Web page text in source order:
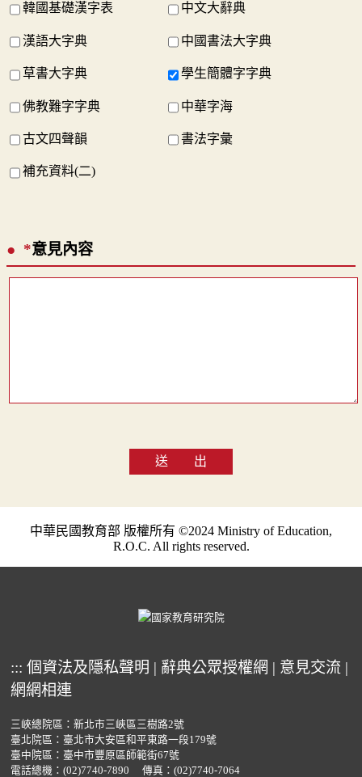
韓國基礎漢字表 中文大辭典
漢語大字典 中國書法大字典
草書大字典 學生簡體字字典
佛教難字字典 中華字海
古文四聲韻 書法字彙
補充資料(二)
*意見內容
送 出
中華民國教育部 版權所有 ©2024 Ministry of Education,
R.O.C. All rights reserved.
::: 個資法及隱私聲明 | 辭典公眾授權網 | 意見交流 |
網網相連
三峽總院區：新北市三峽區三樹路2號
臺北院區：臺北市大安區和平東路一段179號
臺中院區：臺中市豐原區師範街67號
電話總機： (02)7740-7890 傳真：(02)7740-7064